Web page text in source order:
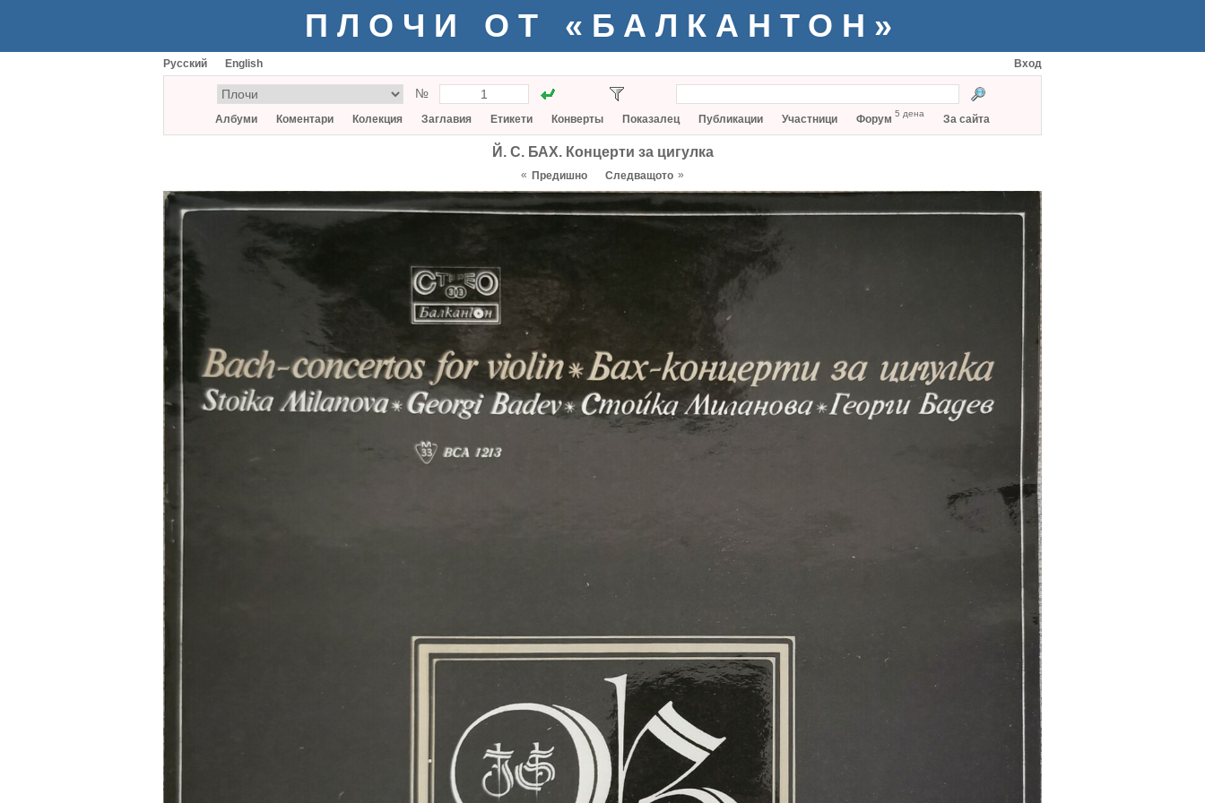
ПЛОЧИ ОТ «БАЛКАНТОН»
Русский English Вход
№
Албуми Коментари Колекция Заглавия Етикети Конверты Показалец Публикации Участници Форум 5 дена За сайта
Й. С. БАХ. Концерти за цигулка
« Предишно Следващото »